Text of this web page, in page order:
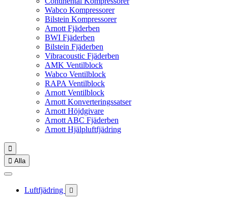
Wabco Kompressorer
Bilstein Kompressorer
Arnott Fjäderben
BWI Fjäderben
Bilstein Fjäderben
Vibracoustic Fjäderben
AMK Ventilblock
Wabco Ventilblock
RAPA Ventilblock
Arnott Ventilblock
Arnott Konverteringssatser
Arnott Höjdgivare
Arnott ABC Fjäderben
Arnott Hjälpluftfjädring

 Alla
Luftfjädring 